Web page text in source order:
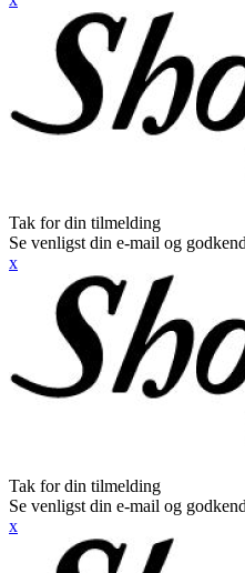
Tak for din tilmelding
Se venligst din e-mail og
x
Tak for din tilmelding
Se venligst din e-mail og
x